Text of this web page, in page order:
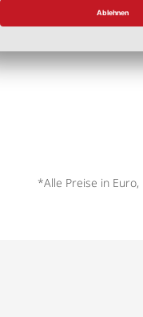
*Alle Preise in